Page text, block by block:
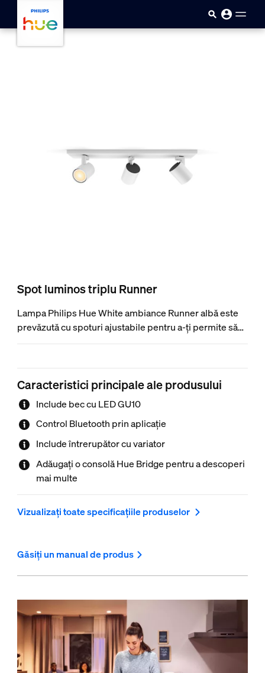
Sari la conținutul principal
Spot luminos triplu Runner
Lampa Philips Hue White ambiance Runner albă este
prevăzută cu spoturi ajustabile pentru a-ți permite să
luminezi orice colț al încăperii cu o lumină albă de la
pentru rutina ta zilnică și obține controlul instantaneu
cu întrerupătorul cu variator inclus sau cu Bluetooth.
Adaugă o consolă Hue Bridge pentru mai multe
caracteristici.
Caracteristici principale ale produsului
Include bec cu LED GU10
Control Bluetooth prin aplicație
Include întrerupător cu variator
Adăugați o consolă Hue Bridge pentru a descoperi
mai multe
Vizualizați toate specificațiile produselor
Găsiți un manual de produs